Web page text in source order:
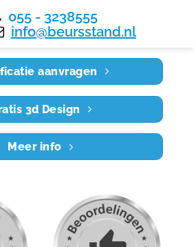
055 - 3238555
info@beursstand.nl
aanvragen
3d Design
Meer info